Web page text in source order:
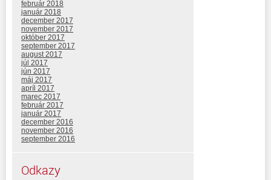
február 2018
január 2018
december 2017
november 2017
október 2017
september 2017
august 2017
júl 2017
jún 2017
máj 2017
apríl 2017
marec 2017
február 2017
január 2017
december 2016
november 2016
september 2016
Odkazy